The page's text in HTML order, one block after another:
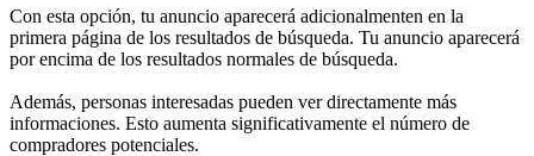
Con esta opción, tu anuncio aparecerá adicionalmenten en la
primera página de los resultados de búsqueda. Tu anuncio aparecerá
por encima de los resultados normales de búsqueda.
Además, personas interesadas pueden ver directamente más
informaciones. Esto aumenta significativamente el número de
compradores potenciales.